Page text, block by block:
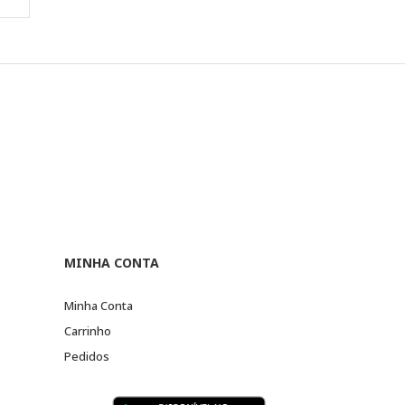
MINHA CONTA
Minha Conta
Carrinho
Pedidos